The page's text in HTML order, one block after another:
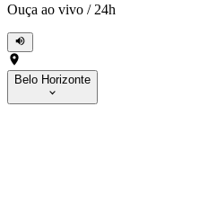
Ouça ao vivo / 24h
Belo Horizonte